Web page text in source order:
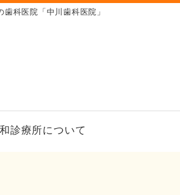
科医院「中川歯科医院」
診療所について